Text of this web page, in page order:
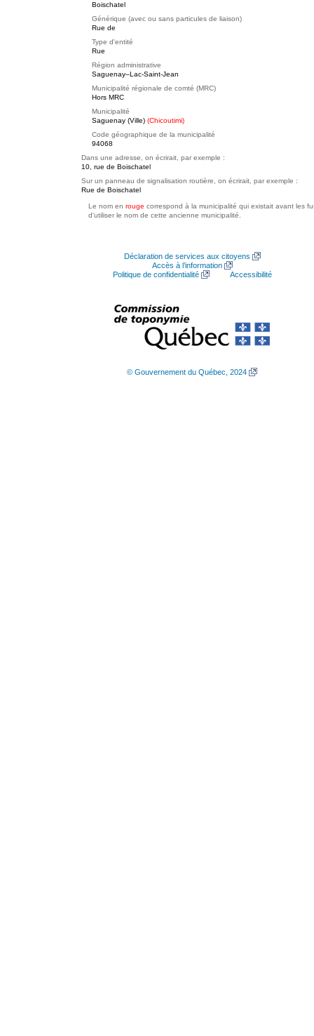
Boischatel
Générique (avec ou sans particules de liaison)
Rue de
Type d'entité
Rue
Région administrative
Saguenay–Lac-Saint-Jean
Municipalité régionale de comté (MRC)
Hors MRC
Municipalité
Saguenay (Ville) (Chicoutimi)
Code géographique de la municipalité
94068
Dans une adresse, on écrirait, par exemple :
10, rue de Boischatel
Sur un panneau de signalisation routière, on écrirait, par exemple :
Rue de Boischatel
Le nom en rouge correspond à la municipalité qui existait avant les
d'utiliser le nom de cette ancienne municipalité.
Déclaration de services aux citoyens
Accès à l’information
Politique de confidentialité
Accessibilité
© Gouvernement du Québec, 2024